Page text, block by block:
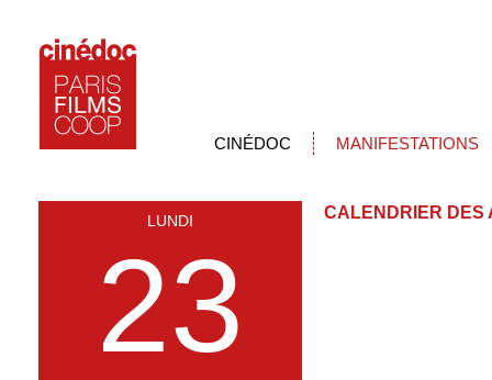
CINÉDOC MANIFESTATIONS
LUNDI
23
CALENDRIER DES